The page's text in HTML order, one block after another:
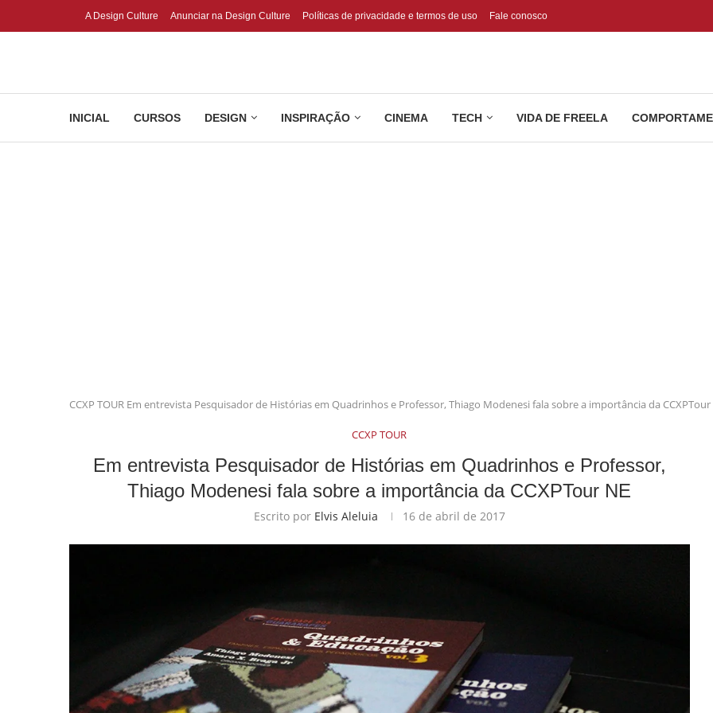
A Design Culture Anunciar na Design Culture Políticas de privacidade e termos de uso Fale conosco
INICIAL CURSOS DESIGN INSPIRAÇÃO CINEMA TECH VIDA DE FREELA
CCXP TOUR Em entrevista Pesquisador de Histórias em Quadrinhos e Professor, Thiago Modenesi fala sobre a importância da CCXPTour
CCXP TOUR
Em entrevista Pesquisador de Histórias em Quadrinhos e Professor,
Thiago Modenesi fala sobre a importância da CCXPTour NE
Escrito por Elvis Aleluia 16 de abril de 2017